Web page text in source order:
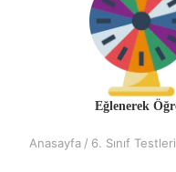
Eğlenerek
Anasayfa / 6. Sınıf Testleri